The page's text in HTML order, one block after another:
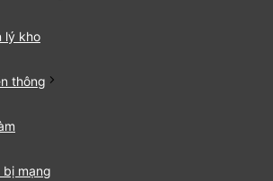
lý kho
thông
bị mạng